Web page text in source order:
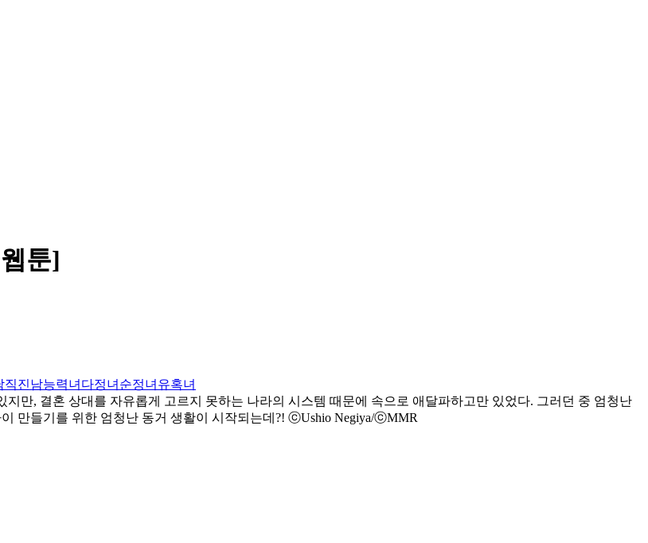
툰]
직진남능력녀 다정녀 순정녀 유혹녀
만, 결혼 상대를 자유롭게 고르지 못하는 나라의 시스템 때문에 속으로 애달파하고만 있었다. 그러던 중 엄청난
만들기를 위한 엄청난 동거 생활이 시작되는데?! ⓒUshio Negiya/ⓒMMR